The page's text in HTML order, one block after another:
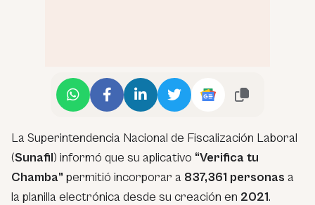
La Superintendencia Nacional de Fiscalización Laboral
(Sunafil) informó que su aplicativo “Verifica tu
Chamba” permitió incorporar a 837,361 personas a
la planilla electrónica desde su creación en 2021.